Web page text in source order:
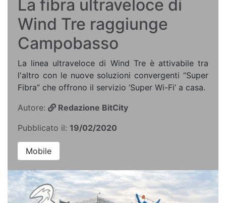
La fibra ultraveloce di
Wind Tre raggiunge
Campobasso
La linea ultraveloce di Wind Tre è attivabile tra
l'altro con le nuove soluzioni convergenti “Super
Fibra” che offrono il servizio ‘Super Wi-Fi’ a casa.
Autore:
Redazione BitCity
Pubblicato il: 19/02/2020
Mobile